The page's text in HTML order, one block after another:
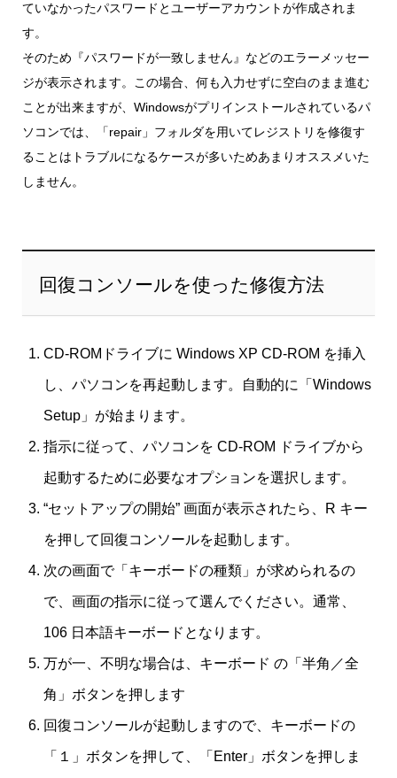
ていなかったパスワードとユーザーアカウントが作成されま
す。
そのため『パスワードが一致しません』などのエラーメッセー
ジが表示されます。この場合、何も入力せずに空白のまま進む
ことが出来ますが、Windowsがプリインストールされているパ
ソコンでは、「repair」フォルダを用いてレジストリを修復す
ることはトラブルになるケースが多いためあまりオススメいた
しません。
回復コンソールを使った修復方法
CD-ROMドライブに Windows XP CD-ROM を挿入
し、パソコンを再起動します。自動的に「Windows
Setup」が始まります。
指示に従って、パソコンを CD-ROM ドライブから
起動するために必要なオプションを選択します。
“セットアップの開始” 画面が表示されたら、R キー
を押して回復コンソールを起動します。
次の画面で「キーボードの種類」が求められるの
で、画面の指示に従って選んでください。通常、
106 日本語キーボードとなります。
万が一、不明な場合は、キーボード の「半角／全
角」ボタンを押します
回復コンソールが起動しますので、キーボードの
「１」ボタンを押して、「Enter」ボタンを押しま